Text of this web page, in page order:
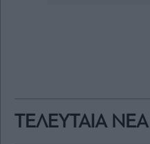
ΤΕΛΕΥΤΑΙΑ ΝΕΑ